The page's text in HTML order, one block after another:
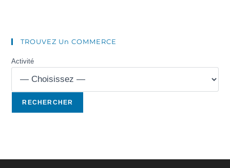
TROUVEZ Un COMMERCE
Activité